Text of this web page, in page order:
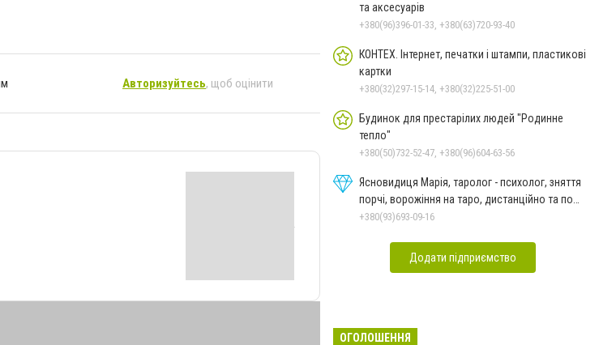
Авторизуйтесь, щоб оцінити
та аксесуарів
+380(96)396-01-33, +380(63)720-93-40
КОНТЕХ. Інтернет, печатки і штампи, пластикові
картки
+380(32)297-15-14, +380(32)225-51-00
Будинок для престарілих людей "Родинне
тепло"
+380(50)732-52-47, +380(96)604-63-56
Ясновидиця Марія, таролог - психолог, зняття
порчі, ворожіння на таро, дистанційно та по
фото
+380(93)693-09-16
Додати підприємство
ОГОЛОШЕННЯ